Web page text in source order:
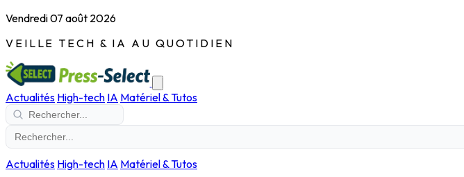
Vendredi 07 août 2026
VEILLE TECH & IA AU QUOTIDIEN
Actualités High-tech IA Matériel & Tutos
Actualités High-tech IA Matériel & Tutos